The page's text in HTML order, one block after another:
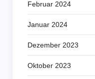
Februar 2024
Januar 2024
Dezember 2023
Oktober 2023